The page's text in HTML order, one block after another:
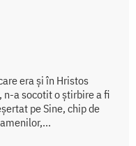
era și în Hristos
n-a socotit o știrbire a fi
pe Sine, chip de